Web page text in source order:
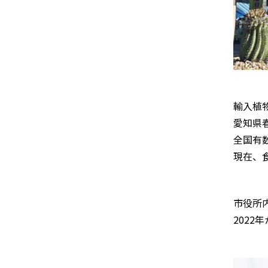
輸入植
愛知県
全国有
現在、
市役所
2022年